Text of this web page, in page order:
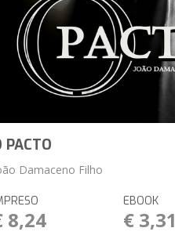
PACTO
Damaceno Filho
8,24
EBOOK
€ 3,31